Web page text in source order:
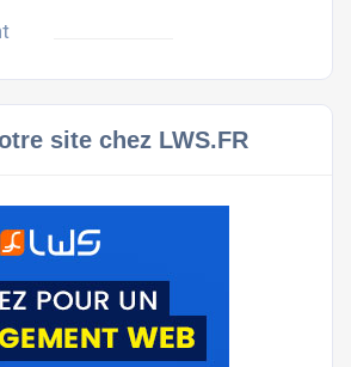
site chez LWS.FR